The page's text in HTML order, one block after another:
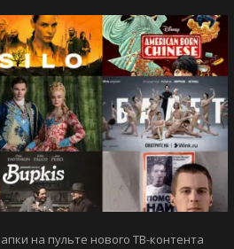
на пульте нового ТВ-контента